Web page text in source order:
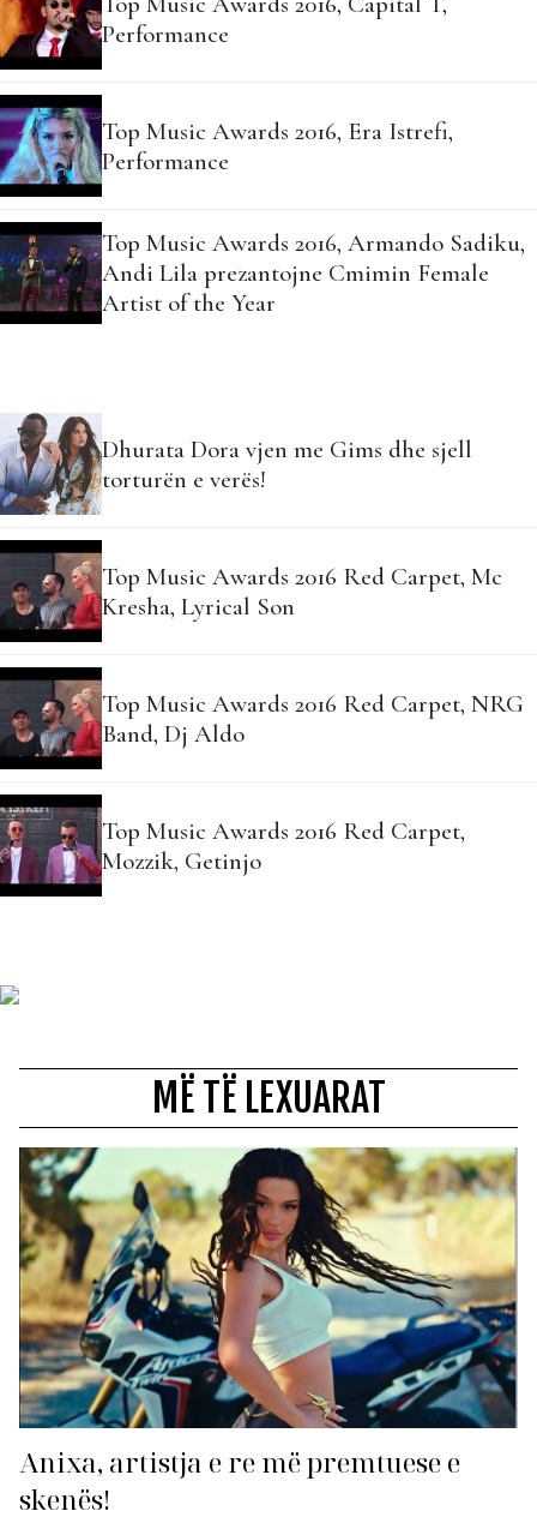
Performance
Top Music Awards 2016, Era Istrefi,
Performance
Top Music Awards 2016, Armando Sadiku,
Andi Lila prezantojne Cmimin Female
Artist of the Year
Dhurata Dora vjen me Gims dhe sjell
torturën e verës!
Top Music Awards 2016 Red Carpet, Mc
Kresha, Lyrical Son
Top Music Awards 2016 Red Carpet, NRG
Band, Dj Aldo
Top Music Awards 2016 Red Carpet,
Mozzik, Getinjo
MË TË LEXUARAT
Anixa, artistja e re më premtuese e
skenës!